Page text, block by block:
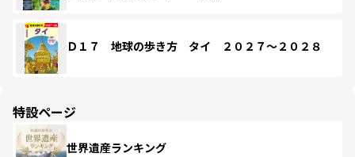
Ｄ１７ 地球の歩き方 タイ ２０２７～２０２８
特設ページ
世界遺産ランキング